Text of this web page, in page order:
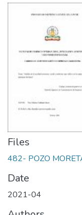
Files
482- POZO
Date
2021-04